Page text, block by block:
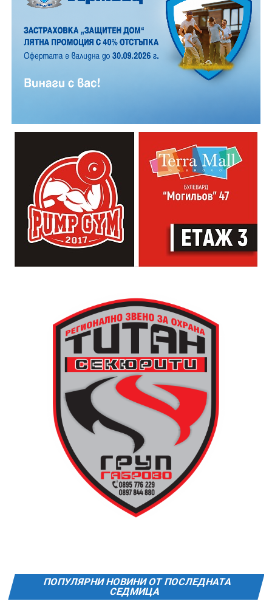
Симеонов представи и една от версиите за нейното
изграждане: макар в края на XVIII век Дряново да е
част от Османската империя, градът е бил
икономически развит, а часовниковата кула се явява
логичен резултат от този подем. Тя е издигната с
финансовата подкрепа на местни занаятчийски
„Часовниковата кула има изключително силно
регулира времето. Тя е и форма на справедливост и
именно тя прави едно населено място град“,
коментира Симеонов.
Сто и пет години след построяването на първата
часовникова кула, механизмът ѝ е заменен с нов,
дело на двама тревненски майстори – Генчо Колев и
Христо Василев, през 1883 година. Той работи до
1945 година, когато самата кула е съборена. Нейното
жители, съхранено и предадено по-късно на
дряновския музей.
ПОПУЛЯРНИ НОВИНИ ОТ ПОСЛЕДНАТА
СЕДМИЦА